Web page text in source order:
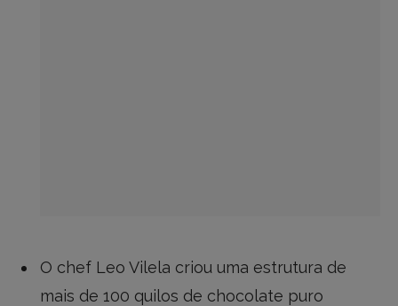
O chef Leo Vilela criou uma estrutura de
mais de 100 quilos de chocolate puro